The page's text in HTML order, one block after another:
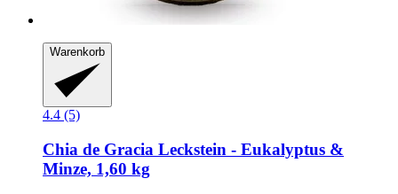
Warenkorb
4.4 (5)
Chia de Gracia Leckstein -​ Eukalyptus &
Minze, 1,60 kg